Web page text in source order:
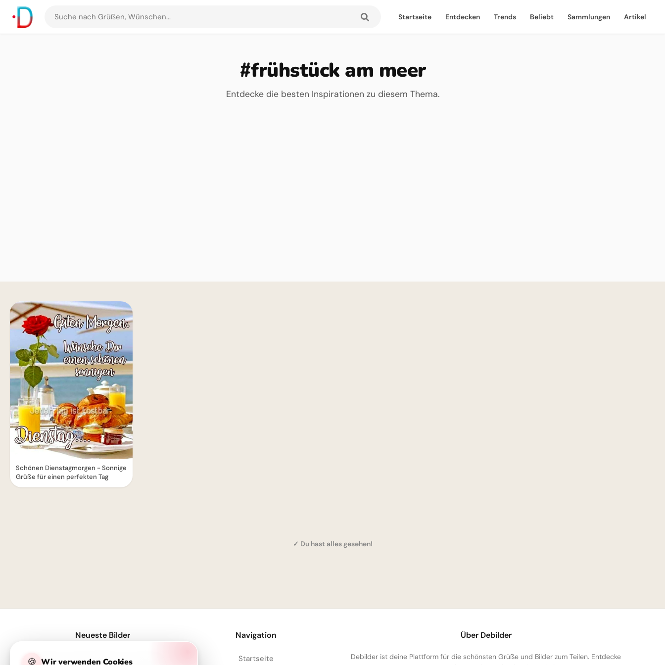
Suche
nach
Startseite Entdecken Trends Beliebt Sammlungen Artikel
#frühstück am meer
Entdecke die besten Inspirationen zu diesem Thema.
Schönen Dienstagmorgen - Sonnige
Grüße für einen perfekten Tag
✓ Du hast alles gesehen!
🍪 Wir verwenden Cookies
Neueste Bilder Navigation
Startseite
Über Debilder
Debilder ist deine Plattform für die schönsten Grüße und Bilder zum Teilen. Entdecke